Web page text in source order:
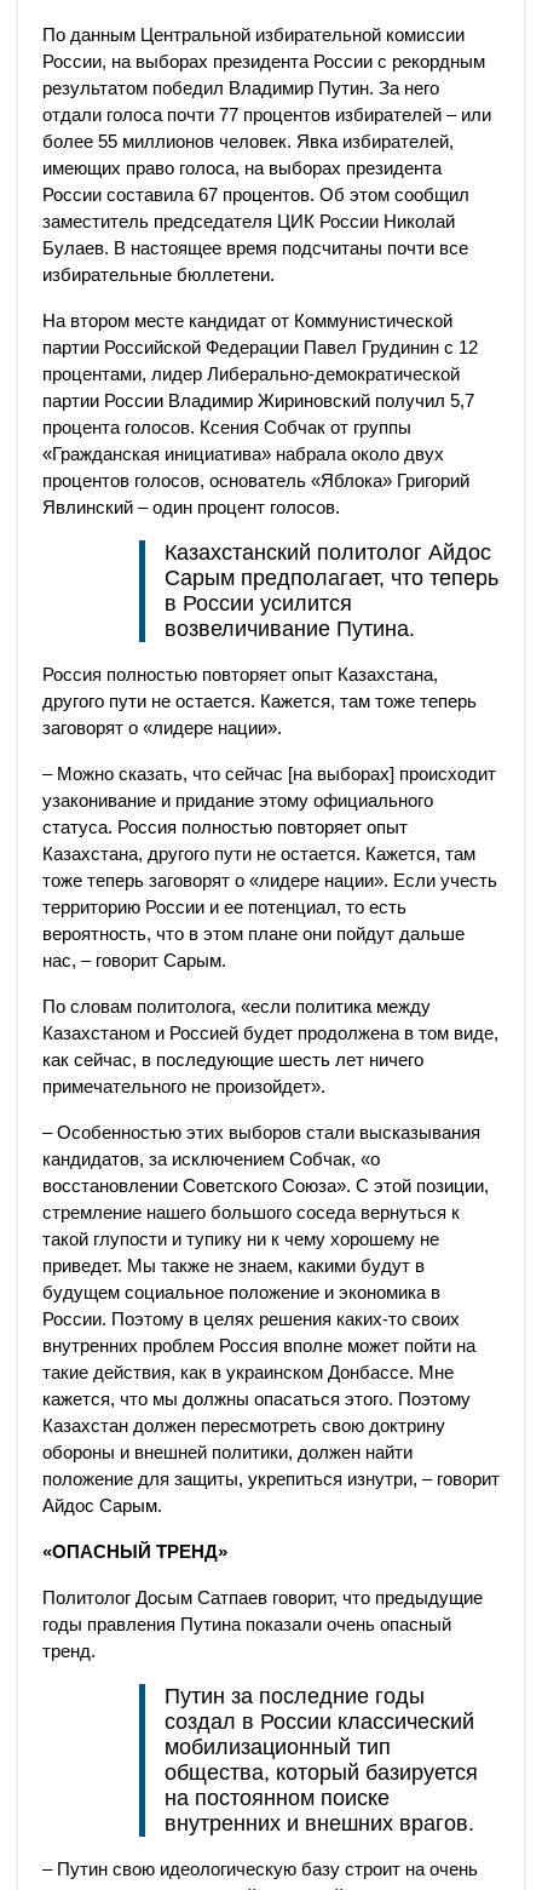
По данным Центральной избирательной комиссии
России, на выборах президента России с рекордным
результатом победил Владимир Путин. За него
отдали голоса почти 77 процентов избирателей – или
более 55 миллионов человек. Явка избирателей,
имеющих право голоса, на выборах президента
России составила 67 процентов. Об этом сообщил
заместитель председателя ЦИК России Николай
Булаев. В настоящее время подсчитаны почти все
избирательные бюллетени.
На втором месте кандидат от Коммунистической
партии Российской Федерации Павел Грудинин с 12
процентами, лидер Либерально-демократической
партии России Владимир Жириновский получил 5,7
процента голосов. Ксения Собчак от группы
«Гражданская инициатива» набрала около двух
процентов голосов, основатель «Яблока» Григорий
Явлинский – один процент голосов.
Казахстанский политолог Айдос
Сарым предполагает, что теперь
в России усилится
возвеличивание Путина.
Россия полностью повторяет опыт Казахстана,
другого пути не остается. Кажется, там тоже теперь
заговорят о «лидере нации».
– Можно сказать, что сейчас [на выборах] происходит
узаконивание и придание этому официального
статуса. Россия полностью повторяет опыт
Казахстана, другого пути не остается. Кажется, там
тоже теперь заговорят о «лидере нации». Если учесть
территорию России и ее потенциал, то есть
вероятность, что в этом плане они пойдут дальше
нас, – говорит Сарым.
По словам политолога, «если политика между
Казахстаном и Россией будет продолжена в том виде,
как сейчас, в последующие шесть лет ничего
примечательного не произойдет».
– Особенностью этих выборов стали высказывания
кандидатов, за исключением Собчак, «о
восстановлении Советского Союза». С этой позиции,
стремление нашего большого соседа вернуться к
такой глупости и тупику ни к чему хорошему не
приведет. Мы также не знаем, какими будут в
будущем социальное положение и экономика в
России. Поэтому в целях решения каких-то своих
внутренних проблем Россия вполне может пойти на
такие действия, как в украинском Донбассе. Мне
кажется, что мы должны опасаться этого. Поэтому
Казахстан должен пересмотреть свою доктрину
обороны и внешней политики, должен найти
положение для защиты, укрепиться изнутри, – говорит
Айдос Сарым.
«ОПАСНЫЙ ТРЕНД»
Политолог Досым Сатпаев говорит, что предыдущие
годы правления Путина показали очень опасный
тренд.
Путин за последние годы
создал в России классический
мобилизационный тип
общества, который базируется
на постоянном поиске
внутренних и внешних врагов.
– Путин свою идеологическую базу строит на очень